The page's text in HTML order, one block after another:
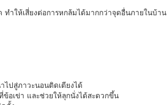
ำให้เสี่ยงต่อการหกล้มได้มากกว่าจุดอื่นภายในบ้าน
ไปสู่ภาวะนอนติดเตียงได้
อเข่า และช่วยให้ลุกนั่งได้สะดวกขึ้น